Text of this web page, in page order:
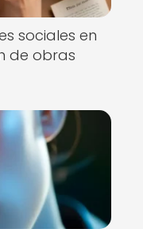
sociales en
de obras